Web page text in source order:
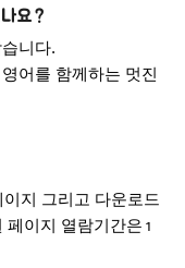
요?
니다.
어를 함께하는 멋진
지 그리고 다운로드
페이지 열람기간은1